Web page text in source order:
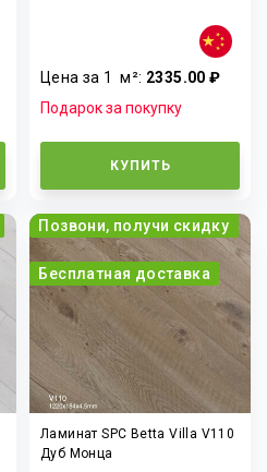
Цена за 1м²: 2335.00 ₽
Подарок за покупку
КУПИТЬ
Позвони, получи скидку
Бесплатная доставка
Ламинат SPC Betta Villa V110
Дуб Монца